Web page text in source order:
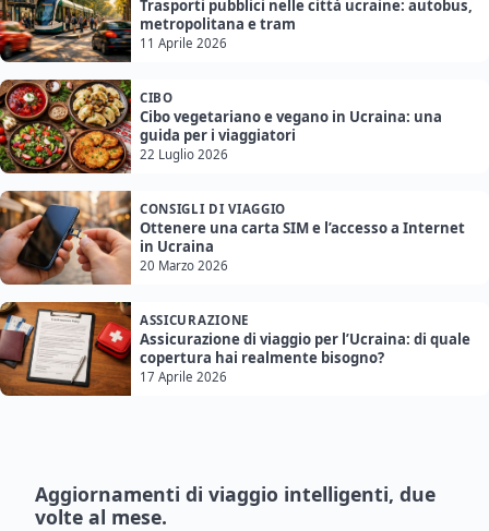
Trasporti pubblici nelle città ucraine: autobus,
metropolitana e tram
11 Aprile 2026
CIBO
Cibo vegetariano e vegano in Ucraina: una
guida per i viaggiatori
22 Luglio 2026
CONSIGLI DI VIAGGIO
Ottenere una carta SIM e l’accesso a Internet
in Ucraina
20 Marzo 2026
ASSICURAZIONE
Assicurazione di viaggio per l’Ucraina: di quale
copertura hai realmente bisogno?
17 Aprile 2026
Aggiornamenti di viaggio intelligenti, due
volte al mese.